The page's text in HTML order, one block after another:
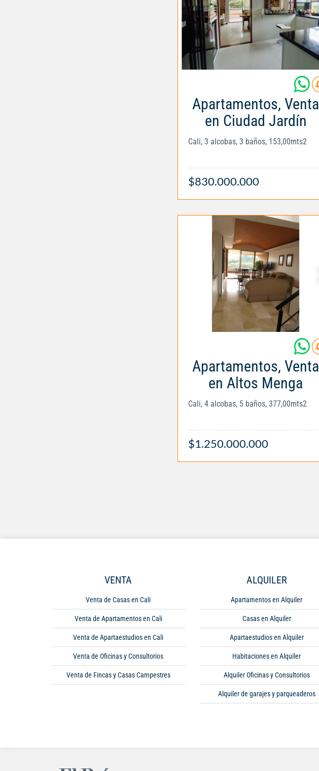
Apartamentos, Venta
en Ciudad Jardín
Cali, 3 alcobas, 3 baños, 153,00mts2
$830.000.000
Apartamentos, Venta
en Altos Menga
Cali, 4 alcobas, 5 baños, 377,00mts2
$1.250.000.000
VENTA
Venta de Casas en Cali
Venta de Apartamentos en Cali
Venta de Apartaestudios en Cali
Venta de Oficinas y Consultorios
Venta de Fincas y Casas Campestres
ALQUILER
Apartamentos en Alquiler
Casas en Alquiler
Apartaestudios en Alquiler
Habitaciones en Alquiler
Alquiler Oficinas y Consultorios
Alquiler de garajes y parqueaderos